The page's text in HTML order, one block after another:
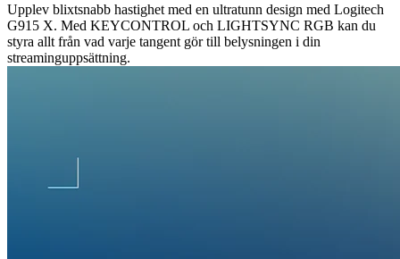
Upplev blixtsnabb hastighet med en ultratunn design med Logitech
G915 X. Med KEYCONTROL och LIGHTSYNC RGB kan du
styra allt från vad varje tangent gör till belysningen i din
streaminguppsättning.